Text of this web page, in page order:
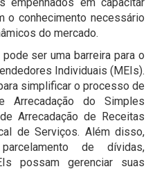
o conhecimento necessário
do mercado.
ser uma barreira para o
Individuais (MEIs).
simplificar o processo de
Arrecadação do Simples
Arrecadação de Receitas
de Serviços. Além disso,
de dívidas,
possam gerenciar suas